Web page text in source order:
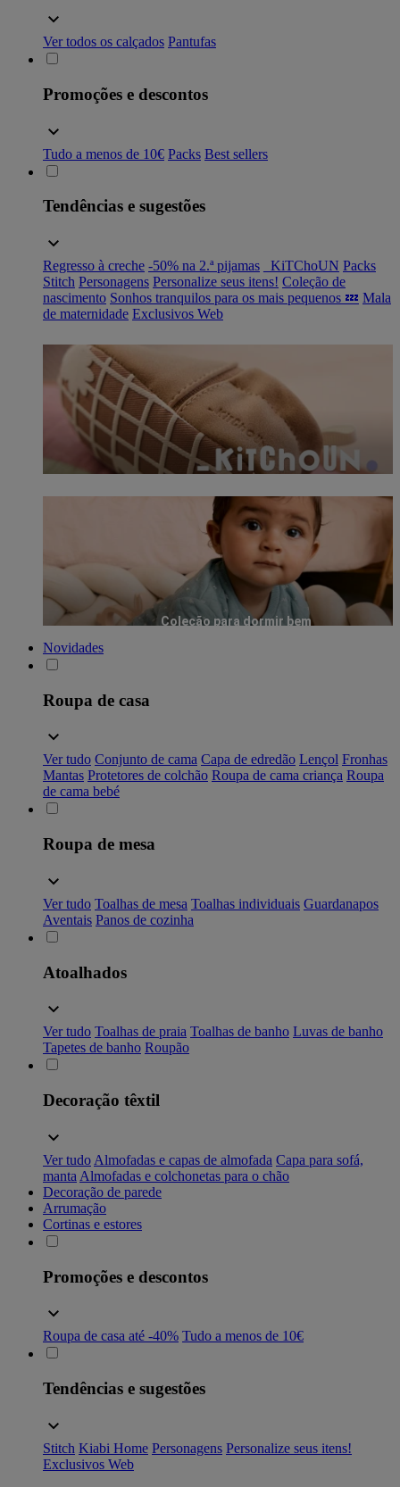
Ver todos os calçados Pantufas
Promoções e descontos
Tudo a menos de 10€ Packs Best sellers
Tendências e sugestões
Regresso à creche -50% na 2.ª pijamas _KiTChoUN Packs
Stitch Personagens Personalize seus itens! Coleção de
nascimento Sonhos tranquilos para os mais pequenos 💤 Mala
de maternidade Exclusivos Web
Coleção para dormir bem
Novidades
Roupa de casa
Ver tudo Conjunto de cama Capa de edredão Lençol Fronhas
Mantas Protetores de colchão Roupa de cama criança Roupa
de cama bebé
Roupa de mesa
Ver tudo Toalhas de mesa Toalhas individuais Guardanapos
Aventais Panos de cozinha
Atoalhados
Ver tudo Toalhas de praia Toalhas de banho Luvas de banho
Tapetes de banho Roupão
Decoração têxtil
Ver tudo Almofadas e capas de almofada Capa para sofá,
manta Almofadas e colchonetas para o chão
Decoração de parede
Arrumação
Cortinas e estores
Promoções e descontos
Roupa de casa até -40% Tudo a menos de 10€
Tendências e sugestões
Stitch Kiabi Home Personagens Personalize seus itens!
Exclusivos Web